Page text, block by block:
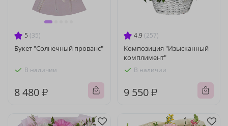
5 (35)
Букет "Солнечный прованс"
В наличии
8 480 ₽
4.9 (257)
Композиция "Изысканный
комплимент"
В наличии
9 550 ₽